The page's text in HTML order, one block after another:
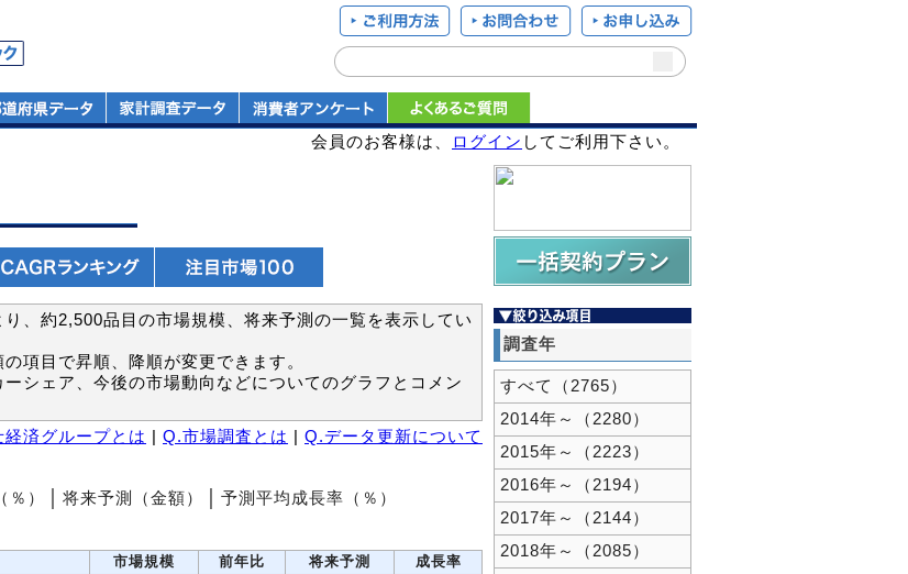
会員のお客様は、 ログイン してご利用下さい。
、約2,500品目の市場規模、将来予測の一覧を表示してい
項目で昇順、降順が変更できます。
シェア、今後の市場動向などについてのグラフとコメン
経済グループとは
Q.市場調査とは
Q.データ更新について
％） 将来予測（金額）
予測平均成長率（％）
市場規模 前年比 将来予測 成長率
調査年
すべて（2765）
2014年～（2280）
2015年～（2223）
2016年～（2194）
2017年～（2144）
2018年～（2085）